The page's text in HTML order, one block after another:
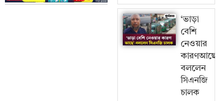
‘ভাড়া
বেশি
নেওয়ার
বললেন
সিএনজি
চালক